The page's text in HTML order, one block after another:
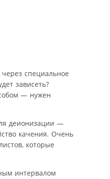
специальное
зависеть?
— нужен
деионизации —
качения. Очень
которые
интервалом